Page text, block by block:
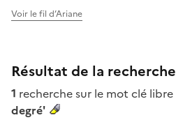
Voir le fil d’Ariane
Résultat de la recherche
1 recherche sur le mot clé libre
degré'